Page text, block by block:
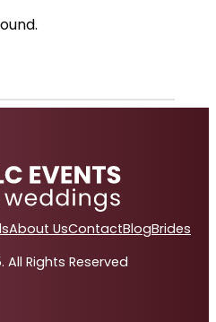
About UsContactBlogBrides
Rights Reserved